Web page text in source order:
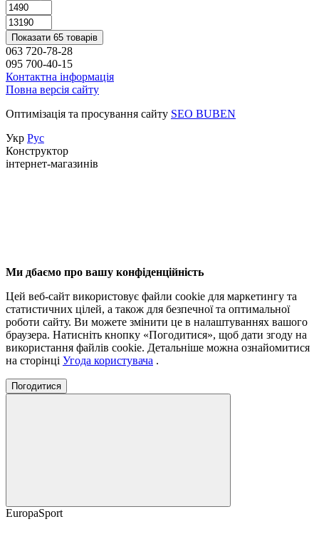
Показати 65 товарів
063 720-78-28
095 700-40-15
Контактна інформація
Повна версія сайту
Оптимізація та просування сайту SEO BUBEN
Укр Рус
Конструктор
інтернет-магазинів
Ми дбаємо про вашу конфіденційність
Цей веб-сайт використовує файли cookie для маркетингу та
статистичних цілей, а також для безпечної та оптимальної
роботи сайту. Ви можете змінити це в налаштуваннях вашого
браузера. Натисніть кнопку «Погодитися», щоб дати згоду на
використання файлів cookie. Детальніше можна ознайомитися
на сторінці Угода користувача .
Погодитися
EuropaSport